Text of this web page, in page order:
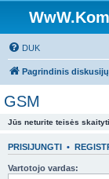
DUK
Pagrindinis
GSM
Jūs neturite teisės
PRISIJUNGTI •
Vartotojo vardas: